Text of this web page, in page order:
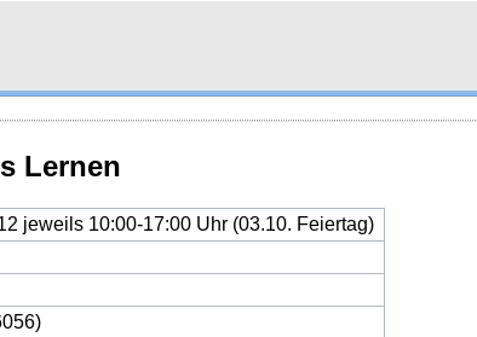
Lernen
jeweils 10:00-17:00 Uhr (03.10. Feiertag)